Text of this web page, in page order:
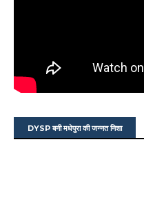
DYSP बनी मधेपुरा की जन्नत निशा